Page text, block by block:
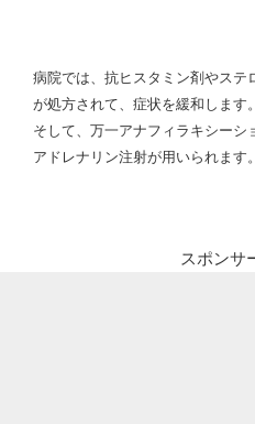
病院では、抗ヒスタミン剤やステ
が処方されて、症状を緩和します。
そして、万一アナフィラキシーシ
アドレナリン注射が用いられます。
スポンサ